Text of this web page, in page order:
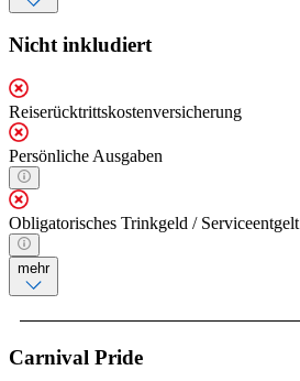
Nicht inkludiert
Reiserücktrittskostenversicherung
Persönliche Ausgaben
Obligatorisches Trinkgeld / Serviceentgelt
mehr
Carnival Pride